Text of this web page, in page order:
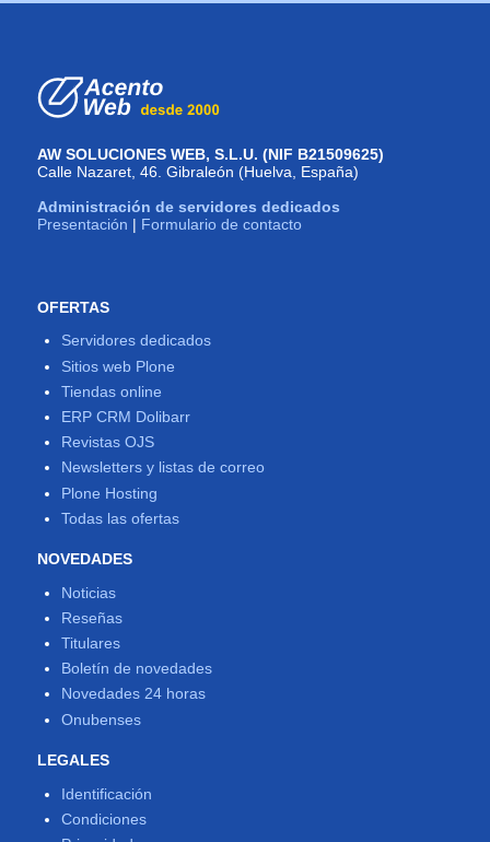
AW SOLUCIONES WEB, S.L.U. (NIF B21509625)
Calle Nazaret, 46. Gibraleón (Huelva, España)
Administración de servidores dedicados
Presentación | Formulario de contacto
OFERTAS
Servidores dedicados
Sitios web Plone
Tiendas online
ERP CRM Dolibarr
Revistas OJS
Newsletters y listas de correo
Plone Hosting
Todas las ofertas
NOVEDADES
Noticias
Reseñas
Titulares
Boletín de novedades
Novedades 24 horas
Onubenses
LEGALES
Identificación
Condiciones